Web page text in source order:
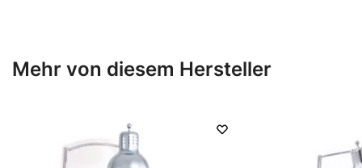
Mehr von diesem Hersteller